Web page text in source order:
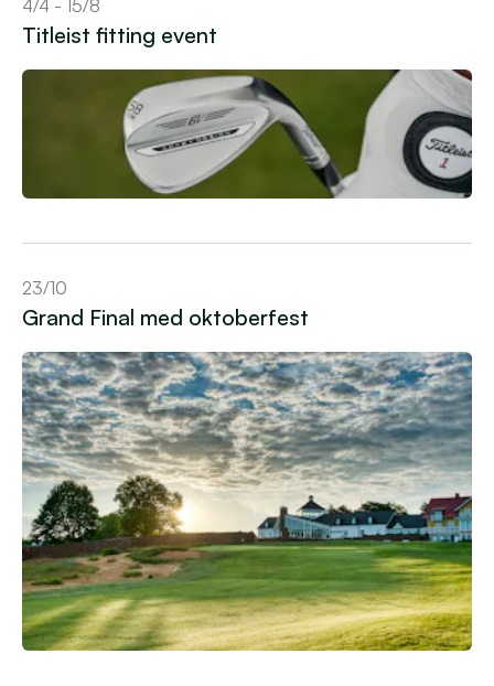
4/4 - 15/8
Titleist fitting event
23/10
Grand Final med oktoberfest
Navigera till event